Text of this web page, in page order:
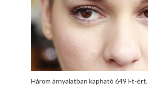
Három árnyalatban kapható 649 Ft-ért.